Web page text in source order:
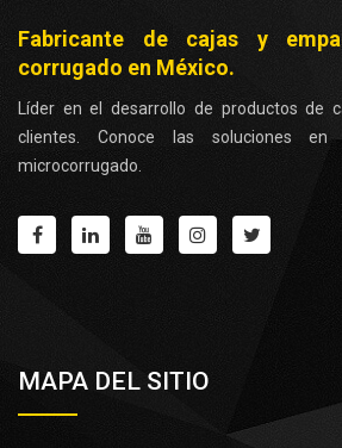
Fabricante de cajas y
corrugado en México.
Líder en el desarrollo de productos de
clientes. Conoce las soluciones
microcorrugado.
MAPA DEL SITIO